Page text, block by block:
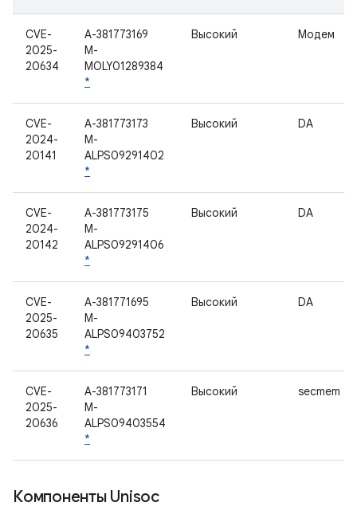
CVE-
2025-
20634
A-381773169
M-
MOLY01289384
*
Высокий Модем
CVE-
2024-
20141
A-381773173
M-
ALPS09291402
*
Высокий DA
CVE-
2024-
20142
A-381773175
M-
ALPS09291406
*
Высокий DA
CVE-
2025-
20635
A-381771695
M-
ALPS09403752
*
Высокий DA
CVE-
2025-
20636
A-381773171
M-
ALPS09403554
*
Высокий secmem
Компоненты Unisoc